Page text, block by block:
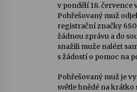
13.
v pondělí 18. července
Pohřešovaný muž
registrační značky 6S0
žádnou zprávu a do
snažili muže nalézt
s žádostí o pomoc na
Pohřešovaný muž je
světle hnědé na